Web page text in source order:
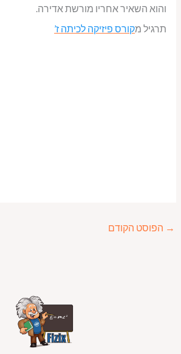
והוא השאיר אחריו מורשת אדירה.
תרגיל מקורס פיזיקה לכיתה ז’
→ הפוסט הקודם